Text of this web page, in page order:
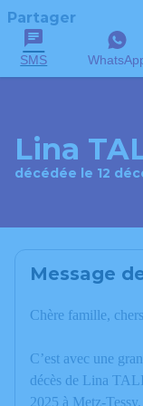
Partager
SMS
Lina
décédée le 12
Message
Chère famille,
C’est avec une
décès de Lina
2025 à Metz-Tessy.